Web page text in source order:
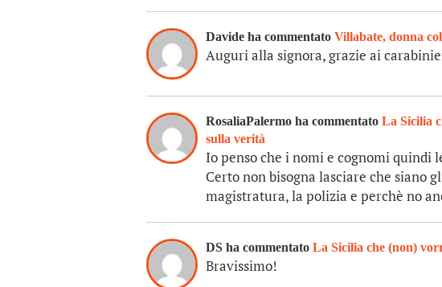
Davide ha commentato Villabate, donna
Auguri alla signora, grazie ai
RosaliaPalermo ha commentato La Sicilia
sulla verità
Io penso che i nomi e cognomi quindi
Certo non bisogna lasciare che siano
magistratura, la polizia e perchè no
DS ha commentato La Sicilia che (non)
Bravissimo!